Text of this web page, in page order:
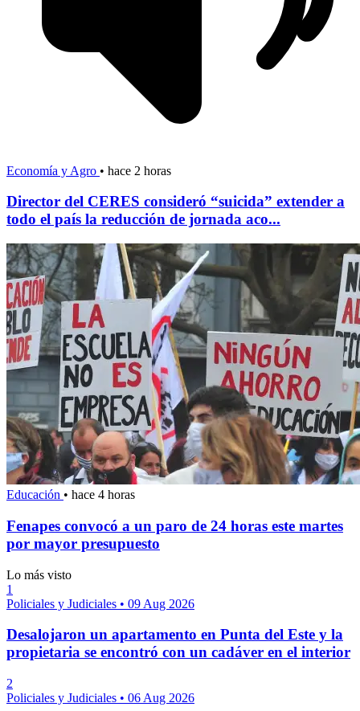
Economía y Agro • hace 2 horas
Director del CERES consideró “suicida” extender a
todo el país la reducción de jornada aco...
Educación • hace 4 horas
Fenapes convocó a un paro de 24 horas este martes
por mayor presupuesto
Lo más visto
1
Policiales y Judiciales • 09 Aug 2026
Desalojaron un apartamento en Punta del Este y la
propietaria se encontró con un cadáver en el interior
2
Policiales y Judiciales • 06 Aug 2026